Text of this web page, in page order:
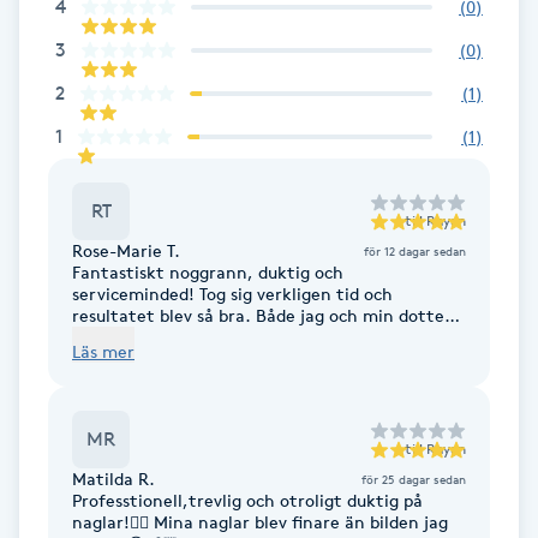
Fotsvamp
Fotvård
Fransar
Fransborttagning
Fransfärgning
Fransförlängning
Fransförlängning Megavolym
Fransförlängning Volym
4 (0)
3 (0)
2 (1)
1 (1)
RT till Rayan
Rose-Marie T. för 12 dagar sedan
Fantastiskt noggrann, duktig och
serviceminded! Tog sig verkligen tid och
resultatet blev så bra. Både jag och min dotter
Läs mer
MR till Rayan
Matilda R. för 25 dagar sedan
Professtionell,trevlig och otroligt duktig på
naglar!👍🏻 Mina naglar blev finare än bilden jag